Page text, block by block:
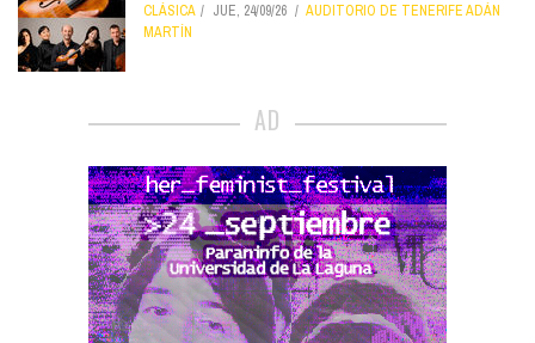
CLÁSICA JUE, 24/09/26
AUDITORIO DE TENERIFE ADÁN
MARTÍN
AD